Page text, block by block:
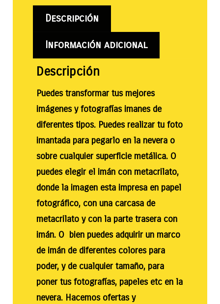
Descripción
Información adicional
Descripción
Puedes transformar tus mejores
imágenes y fotografías imanes de
diferentes tipos. Puedes realizar tu foto
imantada para pegarlo en la nevera o
sobre cualquier superficie metálica. O
puedes elegir el imán con metacrilato,
donde la imagen esta impresa en papel
fotográfico, con una carcasa de
metacrilato y con la parte trasera con
imán. O bien puedes adquirir un marco
de imán de diferentes colores para
poder, y de cualquier tamaño, para
poner tus fotografías, papeles etc en la
nevera. Hacemos ofertas y